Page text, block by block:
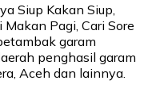
Siup Kakan Siup,
Pagi, Cari Sore
garam
penghasil garam
Aceh dan lainnya.